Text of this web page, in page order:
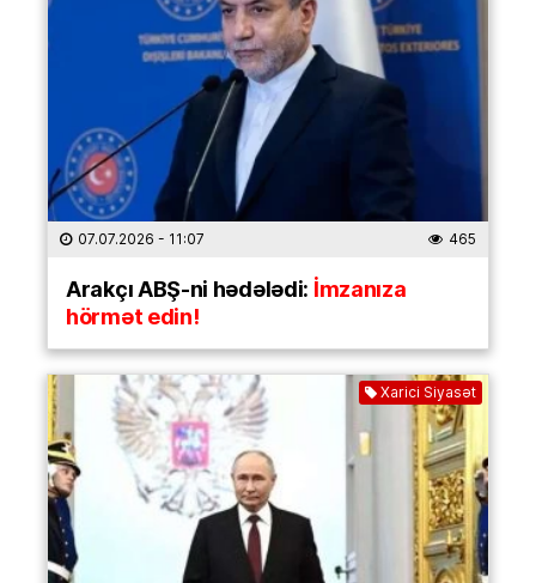
07.07.2026 - 11:07 465
Arakçı ABŞ-ni hədələdi: İmzanıza
hörmət edin!
Xarici Siyasət